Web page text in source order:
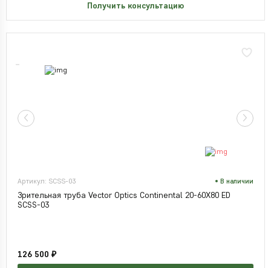
Получить консультацию
Артикул: SCSS-03 В наличии
Зрительная труба Vector Optics Continental 20-60X80 ED
SCSS-03
126 500 ₽